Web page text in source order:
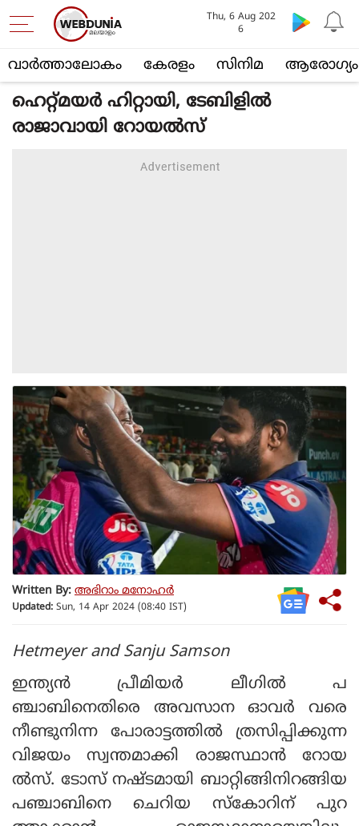
വാര്‍ത്താലോകം കേരളം സിനിമ ആരോഗ്യം
Thu, 6 Aug 202
6
ഹെറ്റ്മയർ ഹിറ്റായി, ടേബിളിൽ
രാജാവായി റോയൽസ്
Written By: അഭിറാം മനോഹർ
Updated: Sun, 14 Apr 2024 (08:40 IST)
Hetmeyer and Sanju Samson
ഇന്ത്യന്‍ പ്രീമിയര്‍ ലീഗില്‍ പ
ഞ്ചാബിനെതിരെ അവസാന ഓവര്‍ വരെ
നീണ്ടുനിന്ന പോരാട്ടത്തില്‍ ത്രസിപ്പിക്കുന്ന
വിജയം സ്വന്തമാക്കി രാജസ്ഥാന്‍ റോയ
ല്‍സ്. ടോസ് നഷ്ടമായി ബാറ്റിങ്ങിനിറങ്ങിയ
പഞ്ചാബിനെ ചെറിയ സ്‌കോറിന് പുറ